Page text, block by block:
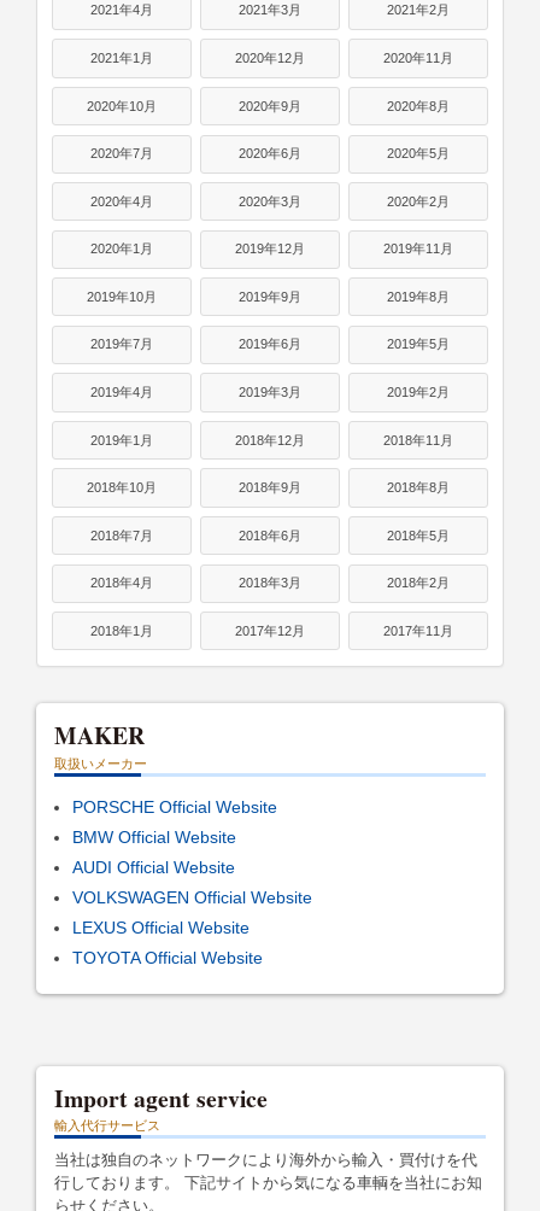
2021年4月 2021年3月 2021年2月
2021年1月 2020年12月 2020年11月
2020年10月 2020年9月 2020年8月
2020年7月 2020年6月 2020年5月
2020年4月 2020年3月 2020年2月
2020年1月 2019年12月 2019年11月
2019年10月 2019年9月 2019年8月
2019年7月 2019年6月 2019年5月
2019年4月 2019年3月 2019年2月
2019年1月 2018年12月 2018年11月
2018年10月 2018年9月 2018年8月
2018年7月 2018年6月 2018年5月
2018年4月 2018年3月 2018年2月
2018年1月 2017年12月 2017年11月
MAKER
取扱いメーカー
PORSCHE Official Website
BMW Official Website
AUDI Official Website
VOLKSWAGEN Official Website
LEXUS Official Website
TOYOTA Official Website
Import agent service
輸入代行サービス
当社は独自のネットワークにより海外から輸入・買付けを代
行しております。 下記サイトから気になる車輌を当社にお知
らせください。